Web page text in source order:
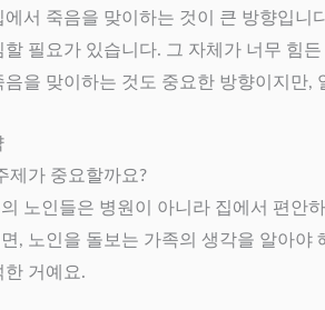
에서 죽음을 맞이하는 것이 큰 방향입니
할 필요가 있습니다. 그 자체가 너무 힘
음을 맞이하는 것도 중요한 방향이지만,
제가 중요할까요?
노인들은 병원이 아니라 집에서 편안
, 노인을 돌보는 가족의 생각을 알아야
한 거예요.